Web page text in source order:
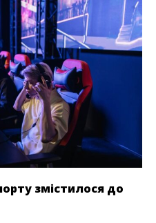
змістилося до